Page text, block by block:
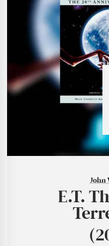
John
E.T.